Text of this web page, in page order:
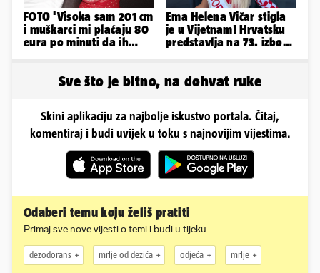
FOTO 'Visoka sam 201 cm
i muškarci mi plaćaju 80
eura po minuti da ih
Ema Helena Vičar stigla
je u Vijetnam! Hrvatsku
predstavlja na 73. izboru
Sve što je bitno, na dohvat ruke
Skini aplikaciju za najbolje iskustvo portala. Čitaj,
komentiraj i budi uvijek u toku s najnovijim vijestima.
Odaberi temu koju želiš pratiti
Primaj sve nove vijesti o temi i budi u tijeku
dezodorans mrlje od dezića odjeća mrlje